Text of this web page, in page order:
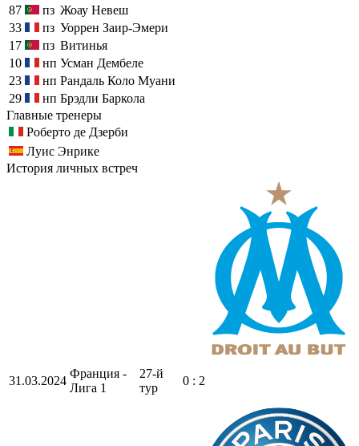
87
пз Жоау Невеш
33
пз Уоррен Заир-Эмери
17
пз Витинья
10
нп Усман Дембеле
23
нп Рандаль Коло Муани
29
нп Брэдли Баркола
Главные тренеры
Роберто де Дзерби
Луис Энрике
История личных встреч
31.03.2024
Франция -
Лига 1
27-й
тур
0 : 2